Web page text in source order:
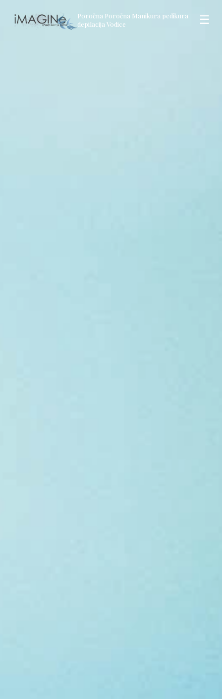
Poročna Poročna Manikura pedikura
depilacija Vodice
☰